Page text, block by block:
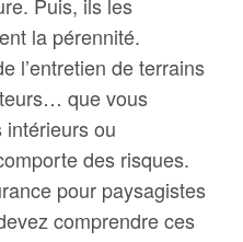
la pérennité.
l’entretien de terrains
que vous
ou
des risques.
pour paysagistes
comprendre ces